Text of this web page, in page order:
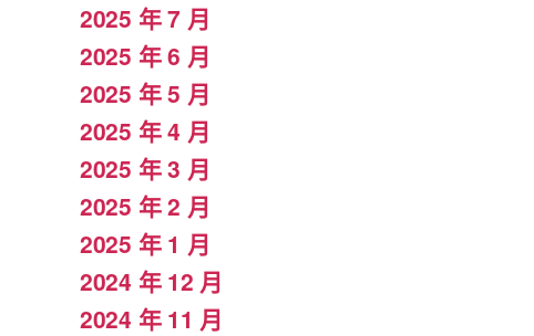
2025 年 7 月
2025 年 6 月
2025 年 5 月
2025 年 4 月
2025 年 3 月
2025 年 2 月
2025 年 1 月
2024 年 12 月
2024 年 11 月